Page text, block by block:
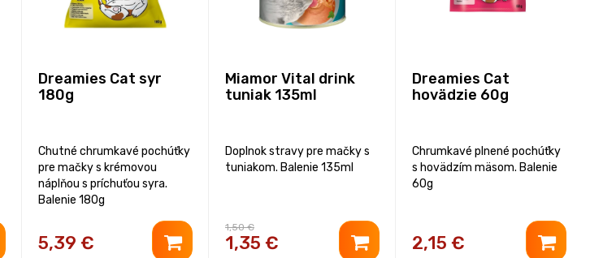
Dreamies Cat syr
180g
Chutné chrumkavé pochúťky
pre mačky s krémovou
náplňou s príchuťou syra.
Balenie 180g
5,39 €
Miamor Vital drink
tuniak 135ml
Doplnok stravy pre mačky s
tuniakom. Balenie 135ml
1,50 €
1,35 €
Dreamies Cat
hovädzie 60g
Chrumkavé plnené pochúťky
s hovädzím mäsom. Balenie
60g
2,15 €